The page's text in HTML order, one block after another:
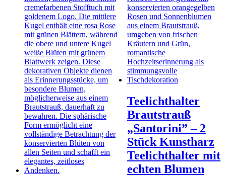
Teelichthalter
Brautstrauß
„Santorini” – 2
Stück Kunstharz
Teelichthalter mit
echten Blumen